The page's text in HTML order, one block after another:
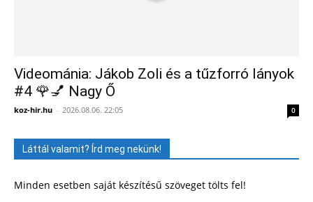
Videománia: Jákob Zoli és a tűzforró lányok
#4 🌹💅 Nagy Ő
koz-hir.hu - 2026.08.06. 22:05 0
Láttál valamit? Írd meg nekünk!
Minden esetben saját készítésű szöveget tölts fel!